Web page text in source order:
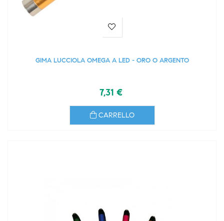
GIMA LUCCIOLA OMEGA A LED - ORO O ARGENTO
7,31 €
CARRELLO